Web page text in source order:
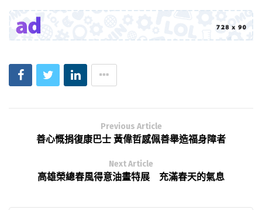
Previous Article
善心慨捐復康巴士 黃偉哲感佩善舉造福身障者
Next Article
高雄榮總春風得意油畫特展 充滿春天的氣息